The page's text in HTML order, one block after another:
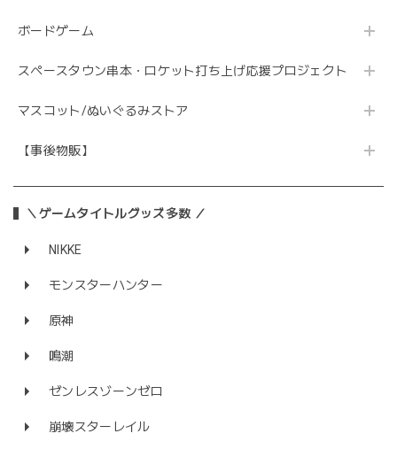
ボードゲーム
スペースタウン串本・ロケット打ち上げ応援プロジェクト
マスコット/ぬいぐるみストア
【事後物販】
＼ゲームタイトルグッズ多数 ／
NIKKE
モンスターハンター
原神
鳴潮
ゼンレスゾーンゼロ
崩壊スターレイル